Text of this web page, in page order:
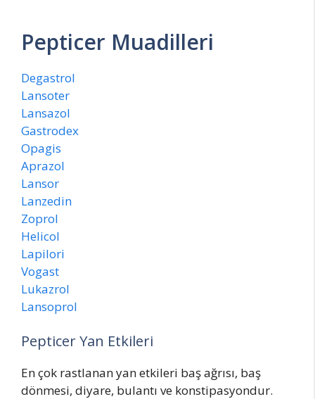
Pepticer Muadilleri
Degastrol
Lansoter
Lansazol
Gastrodex
Opagis
Aprazol
Lansor
Lanzedin
Zoprol
Helicol
Lapilori
Vogast
Lukazrol
Lansoprol
Pepticer Yan Etkileri
En çok rastlanan yan etkileri baş ağrısı, baş
dönmesi, diyare, bulantı ve konstipasyondur.